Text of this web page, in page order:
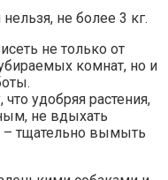
не более 3 кг.
не только от
комнат, но и
удобряя растения,
не вдыхать
– тщательно вымыть